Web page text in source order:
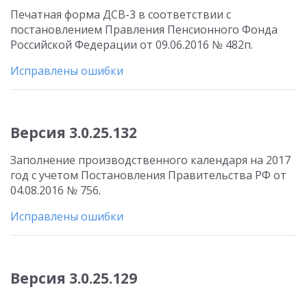
Печатная форма ДСВ-3 в соответствии с
постановлением Правления Пенсионного Фонда
Российской Федерации от 09.06.2016 № 482п.
Исправлены ошибки
Версия 3.0.25.132
Заполнение производственного календаря на 2017
год с учетом Постановления Правительства РФ от
04.08.2016 № 756.
Исправлены ошибки
Версия 3.0.25.129